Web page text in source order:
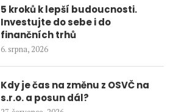
5 kroků k lepší budoucnosti.
Investujte do sebe i do
finančních trhů
6. srpna, 2026
Kdy je čas na změnu z OSVČ na
s.r.o. a posun dál?